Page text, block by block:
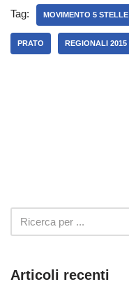
Tag: MOVIMENTO 5 STELLE
PRATO REGIONALI 2015
Articoli recenti